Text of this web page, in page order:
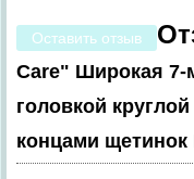
Оставить отзыв
Care" Широкая 7-
головкой
концами